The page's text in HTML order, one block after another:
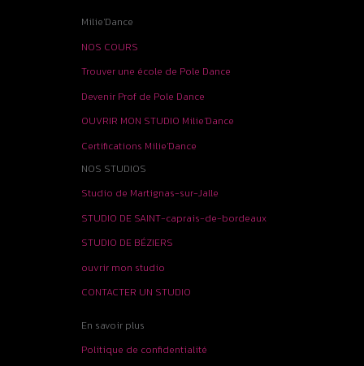
Milie'Dance
NOS COURS
Trouver une école de Pole Dance
Devenir Prof de Pole Dance
OUVRIR MON STUDIO Milie'Dance
Certifications Milie'Dance
NOS STUDIOS
Studio de Martignas-sur-Jalle
STUDIO DE SAINT-caprais-de-bordeaux
STUDIO DE BÉZIERS
ouvrir mon studio
CONTACTER UN STUDIO
En savoir plus
Politique de confidentialité